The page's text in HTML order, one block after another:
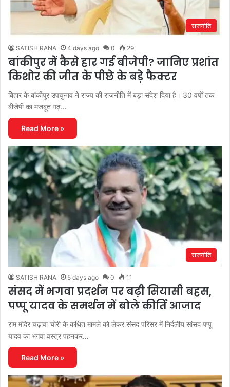
राजनीति
SATISH RANA 4 days ago 0 29
बांकीपुर में कैसे हार गई बीजेपी? जानिए प्रशांत
किशोर की जीत के पीछे के बड़े फैक्टर
बिहार के बांकीपुर उपचुनाव ने राज्य की राजनीति में बड़ा संदेश दिया है। 30 वर्षों तक
बीजेपी का मजबूत गढ़…
Read More »
राजनीति
SATISH RANA 5 days ago 0 11
संसद में भगवा प्रदर्शन पर बढ़ी सियासी बहस,
पप्पू यादव के समर्थन में बोले कीर्ति आजाद
राम मंदिर चढ़ावा चोरी के कथित मामले को लेकर संसद परिसर में निर्दलीय सांसद पप्पू
यादव का भगवा वस्त्र पहनकर…
Read More »